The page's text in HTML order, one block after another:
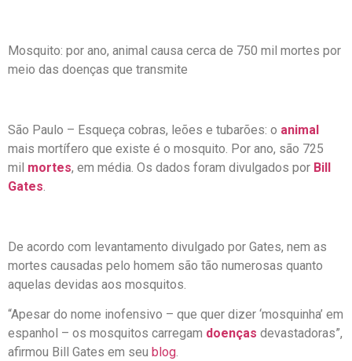
Mosquito: por ano, animal causa cerca de 750 mil mortes por
meio das doenças que transmite
São Paulo – Esqueça cobras, leões e tubarões: o animal
mais mortífero que existe é o mosquito. Por ano, são 725
mil mortes, em média. Os dados foram divulgados por Bill
Gates.
De acordo com levantamento divulgado por Gates, nem as
mortes causadas pelo homem são tão numerosas quanto
aquelas devidas aos mosquitos.
“Apesar do nome inofensivo – que quer dizer ‘mosquinha’ em
espanhol – os mosquitos carregam doenças devastadoras”,
afirmou Bill Gates em seu blog.